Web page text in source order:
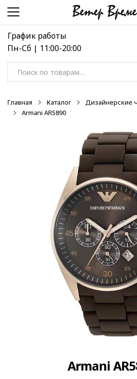
Перейти
навигации
Перейти
содержимому
График работы
Пн-Сб | 11:00-20:00
Искать:
Главная Каталог Дизайнерские
Armani AR5890
Armani
-50%
-50%
-50%